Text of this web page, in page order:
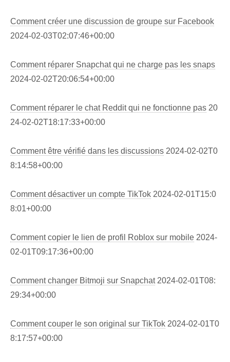
Comment créer une discussion de groupe sur Facebook
2024-02-03T02:07:46+00:00
Comment réparer Snapchat qui ne charge pas les snaps
2024-02-02T20:06:54+00:00
Comment réparer le chat Reddit qui ne fonctionne pas 20
24-02-02T18:17:33+00:00
Comment être vérifié dans les discussions 2024-02-02T0
8:14:58+00:00
Comment désactiver un compte TikTok 2024-02-01T15:0
8:01+00:00
Comment copier le lien de profil Roblox sur mobile 2024-
02-01T09:17:36+00:00
Comment changer Bitmoji sur Snapchat 2024-02-01T08:
29:34+00:00
Comment couper le son original sur TikTok 2024-02-01T0
8:17:57+00:00